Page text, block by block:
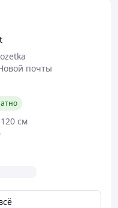
и
в
из
кожа (PU-
почты
см